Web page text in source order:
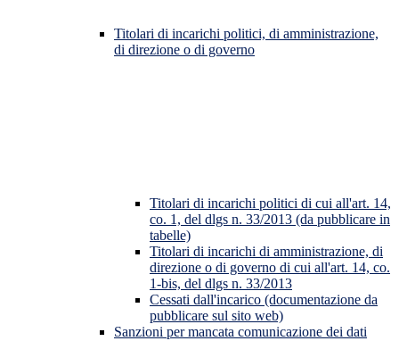
Titolari di incarichi politici, di amministrazione,
di direzione o di governo
Titolari di incarichi politici di cui all'art. 14,
co. 1, del dlgs n. 33/2013 (da pubblicare in
tabelle)
Titolari di incarichi di amministrazione, di
direzione o di governo di cui all'art. 14, co.
1-bis, del dlgs n. 33/2013
Cessati dall'incarico (documentazione da
pubblicare sul sito web)
Sanzioni per mancata comunicazione dei dati